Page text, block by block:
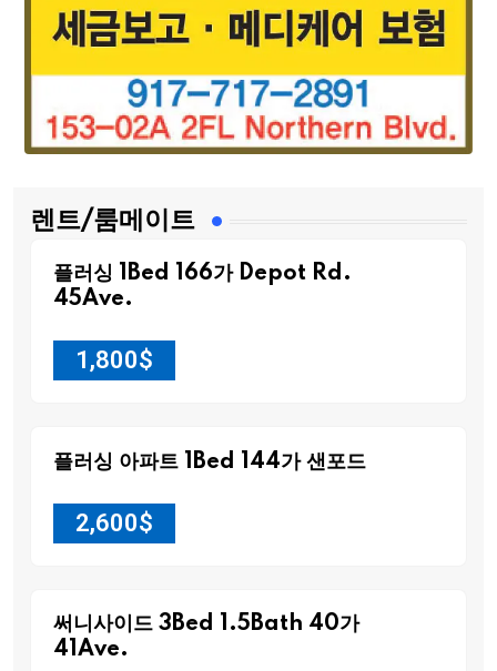
렌트/룸메이트
플러싱 1Bed 166가 Depot Rd.
45Ave.
1,800$
플러싱 아파트 1Bed 144가 샌포드
2,600$
써니사이드 3Bed 1.5Bath 40가
41Ave.